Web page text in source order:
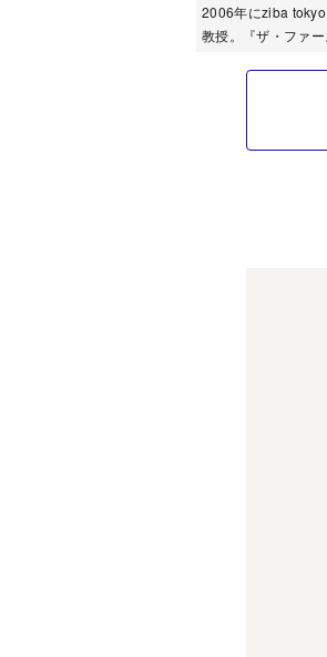
2006年にziba
教授。『ザ・ファ